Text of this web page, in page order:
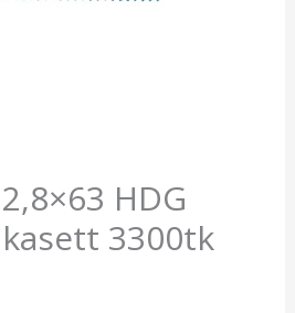
HDG
3300tk